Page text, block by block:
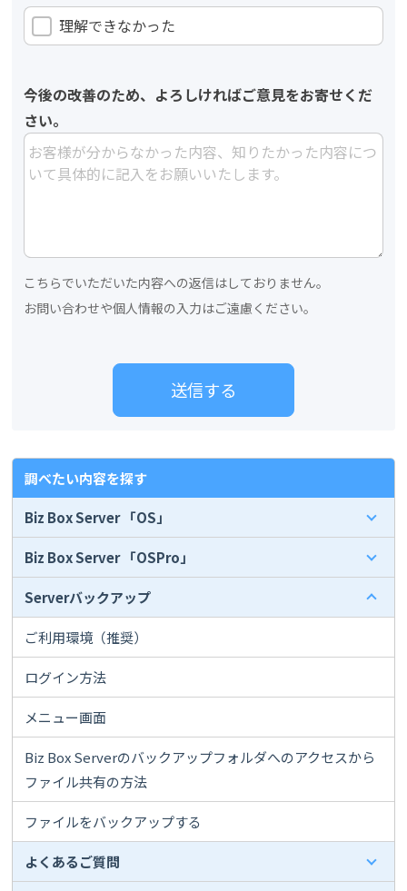
調べたい内容を探す
Biz Box Server 「OS」
Biz Box Server 「OSPro」
Serverバックアップ
ご利用環境（推奨）
ログイン方法
メニュー画面
Biz Box Serverのバックアップフォルダへのアクセスから
ファイル共有の方法
ファイルをバックアップする
よくあるご質問
理解できなかった
今後の改善のため、よろしければご意見をお寄せくだ
さい。
こちらでいただいた内容への返信はしておりません。
お問い合わせや個人情報の入力はご遠慮ください。